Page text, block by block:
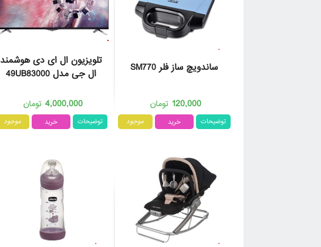
ساندویچ ساز فلر SM770
120,000 تومان
توضیحات موجود
تلویزیون ال ای دی هوشمند
ال‌ جی مدل 49UB83000
4,000,000 تومان
توضیحات موجود